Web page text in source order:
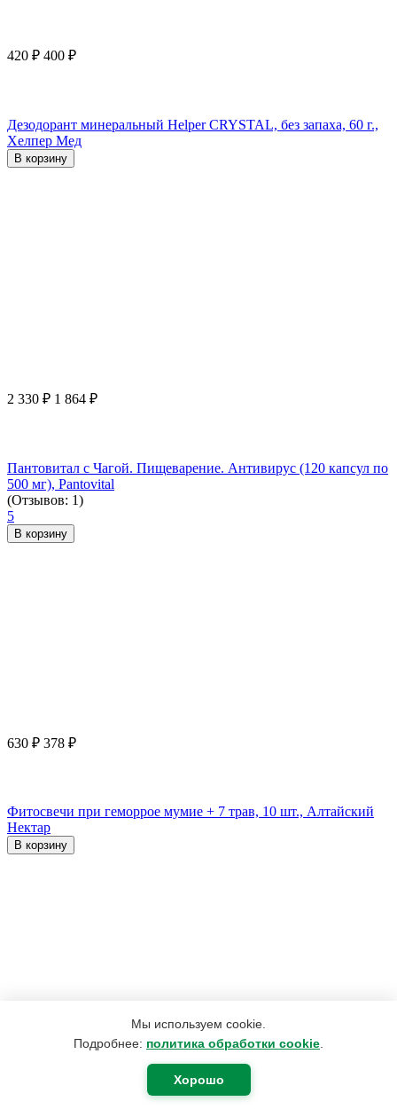
Мы используем cookie.
Подробнее: политика обработки cookie
Хорошо
420 ₽ 400 ₽
Дезодорант минеральный Helper CRYSTAL, без запаха, 60 г.,
Хелпер Мед
В корзину
2 330 ₽ 1 864 ₽
Пантовитал с Чагой. Пищеварение. Антивирус (120 капсул по
500 мг), Pantovital
(Отзывов: 1)
5
В корзину
630 ₽ 378 ₽
Фитосвечи при геморрое мумие + 7 трав, 10 шт., Алтайский
Нектар
В корзину